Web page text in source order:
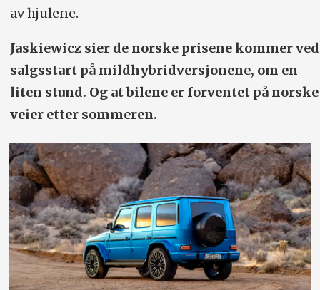
av hjulene.
Jaskiewicz sier de norske prisene kommer ved
salgsstart på mildhybrid­versjonene, om en
liten stund. Og at bilene er forventet på norske
veier etter sommeren.